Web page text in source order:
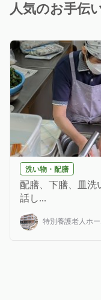
人気のお手伝
洗い物・配膳
配膳、下膳、皿洗
話し...
特別養護老人ホー